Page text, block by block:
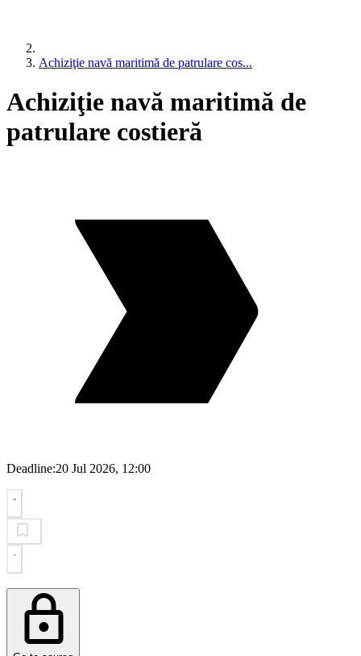
Achiziţie navă maritimă de patrulare cos...
Achiziţie navă maritimă de
patrulare costieră
Deadline:20 Jul 2026, 12:00